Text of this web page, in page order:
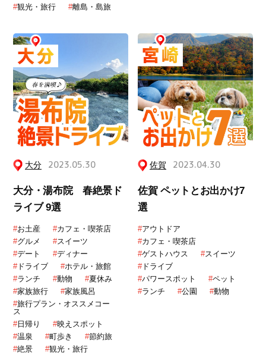
#観光・旅行 #離島・島旅
大分 2023.05.30
大分・湯布院 春絶景ド
ライブ 9選
#お土産 #カフェ・喫茶店
#グルメ #スイーツ
#デート #ディナー
#ドライブ #ホテル・旅館
#ランチ #動物 #夏休み
#家族旅行 #家族風呂
#旅行プラン・オススメコー
ス
#日帰り #映えスポット
#温泉 #町歩き #節約旅
#絶景 #観光・旅行
佐賀 2023.04.30
佐賀 ペットとお出かけ7
選
#アウトドア
#カフェ・喫茶店
#ゲストハウス #スイーツ
#ドライブ
#パワースポット #ペット
#ランチ #公園 #動物